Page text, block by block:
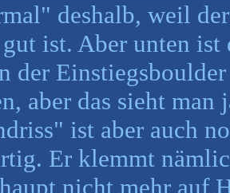
deshalb, weil
ist. Aber unten ist
der
aber das sieht man
ist aber auch
Er klemmt
nicht mehr auf